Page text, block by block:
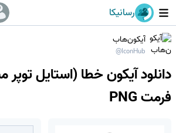
رسانیکا
آیکون‌هاب
@IconHub
دانلود آیکون خطا (استایل توپر
فرمت PNG